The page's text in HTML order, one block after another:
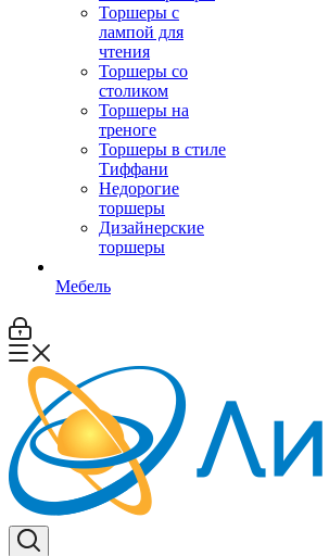
Торшеры с
лампой для
чтения
Торшеры со
столиком
Торшеры на
треноге
Торшеры в стиле
Тиффани
Недорогие
торшеры
Дизайнерские
торшеры
Мебель